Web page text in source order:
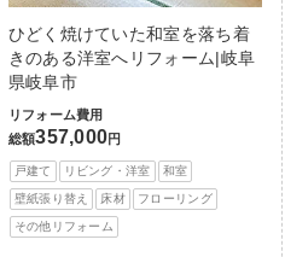
ひどく焼けていた和室を落ち着
きのある洋室へリフォーム|岐阜
県岐阜市
リフォーム費用
総額357,000円
戸建て リビング・洋室 和室
壁紙張り替え 床材 フローリング
その他リフォーム